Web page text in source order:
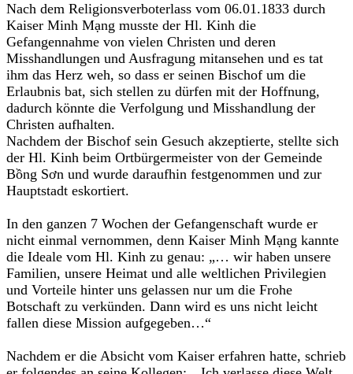
Nach dem Religionsverboterlass vom 06.01.1833 durch
Kaiser Minh Mạng musste der Hl. Kinh die
Gefangennahme von vielen Christen und deren
Misshandlungen und Ausfragung mitansehen und es tat
ihm das Herz weh, so dass er seinen Bischof um die
Erlaubnis bat, sich stellen zu dürfen mit der Hoffnung,
dadurch könnte die Verfolgung und Misshandlung der
Christen aufhalten.
Nachdem der Bischof sein Gesuch akzeptierte, stellte sich
der Hl. Kinh beim Ortbürgermeister von der Gemeinde
Bồng Sơn und wurde daraufhin festgenommen und zur
Hauptstadt eskortiert.
In den ganzen 7 Wochen der Gefangenschaft wurde er
nicht einmal vernommen, denn Kaiser Minh Mạng kannte
die Ideale vom Hl. Kinh zu genau: „… wir haben unsere
Familien, unsere Heimat und alle weltlichen Privilegien
und Vorteile hinter uns gelassen nur um die Frohe
Botschaft zu verkünden. Dann wird es uns nicht leicht
fallen diese Mission aufgegeben…“
Nachdem er die Absicht vom Kaiser erfahren hatte, schrieb